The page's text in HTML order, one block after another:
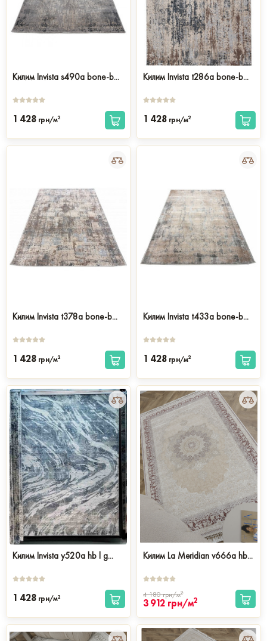
Килим Invista s490a bone-b...
1 428 грн/м2
Килим Invista t286a bone-b...
1 428 грн/м2
Килим Invista t378a bone-b...
1 428 грн/м2
Килим Invista t433a bone-b...
1 428 грн/м2
Килим Invista y520a hb l g...
1 428 грн/м2
Килим La Meridian v666a hb...
4 180грн/м2
3 912 грн/м2